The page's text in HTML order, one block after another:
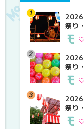
2026
祭り
2026
祭り
2026
祭り